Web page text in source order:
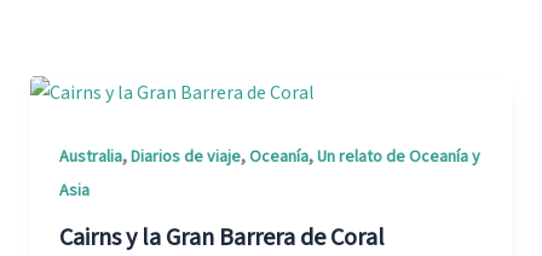
Australia,Diarios de viaje,Oceanía,Un relato de Oceanía y
Asia
Cairns y la Gran Barrera de Coral